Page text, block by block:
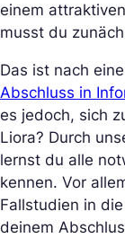
einem
musst du
Das ist nach
Abschluss in
es jedoch, sich
Liora? Durch
lernst du alle
kennen. Vor
Fallstudien in
deinem